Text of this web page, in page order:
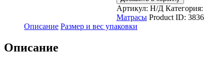
Артикул: Н/Д Категория:
Матрасы Product ID: 3836
Описание Размер и вес упаковки
Описание